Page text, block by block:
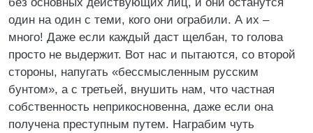
один на один с теми, кого они ограбили. А их –
много! Даже если каждый даст щелбан, то голова
просто не выдержит. Вот нас и пытаются, со второй
стороны, напугать «бессмысленным русским
бунтом», а с третьей, внушить нам, что частная
собственность неприкосновенна, даже если она
получена преступным путем. Награбим чуть